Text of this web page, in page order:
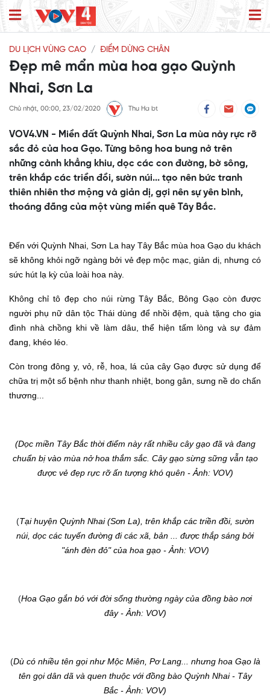
DU LỊCH VÙNG CAO ĐIỂM DỪNG CHÂN
Đẹp mê mẩn mùa hoa gạo Quỳnh
Nhai, Sơn La
Chủ nhật, 00:00, 23/02/2020 Thu Ha bt
VOV4.VN - Miền đất Quỳnh Nhai, Sơn La mùa này rực rỡ
sắc đỏ của hoa Gạo. Từng bông hoa bung nở trên
những cành khẳng khiu, dọc các con đường, bờ sông,
trên khắp các triền đồi, sườn núi... tạo nên bức tranh
thiên nhiên thơ mộng và giản dị, gợi nên sự yên bình,
thoáng đãng của một vùng miền quê Tây Bắc.
Đến với Quỳnh Nhai, Sơn La hay Tây Bắc mùa hoa Gạo du khách
sẽ không khỏi ngỡ ngàng bởi vẻ đẹp mộc mạc, giản dị, nhưng có
sức hút lạ kỳ của loài hoa này.
Không chỉ tô đẹp cho núi rừng Tây Bắc, Bông Gạo còn được
người phụ nữ dân tộc Thái dùng để nhồi đệm, quà tặng cho gia
đình nhà chồng khi về làm dâu, thể hiện tấm lòng và sự đảm
đang, khéo léo.
Còn trong đông y, vỏ, rễ, hoa, lá của cây Gạo được sử dụng để
chữa trị một số bệnh như thanh nhiệt, bong gân, sưng nề do chấn
thương...
(Dọc miền Tây Bắc thời điểm này rất nhiều cây gạo đã và đang
chuẩn bị vào mùa nở hoa thắm sắc. Cây gạo sừng sững vẫn tạo
được vẻ đẹp rực rỡ ấn tượng khó quên - Ảnh: VOV)
(Tại huyện Quỳnh Nhai (Sơn La), trên khắp các triền đồi, sườn
núi, dọc các tuyến đường đi các xã, bản ... được thắp sáng bởi
"ánh đèn đỏ" của hoa gạo - Ảnh: VOV)
(Hoa Gạo gắn bó với đời sống thường ngày của đồng bào nơi
đây- Ảnh: VOV)
(Dù có nhiều tên gọi như Mộc Miên, Pơ Lang... nhưng hoa Gạo là
tên gọi dân dã và quen thuộc với đồng bào Quỳnh Nhai - Tây
Bắc - Ảnh: VOV)